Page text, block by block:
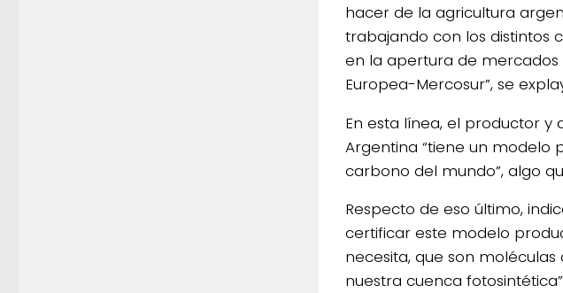
hacer de la agricultura
trabajando con los distintos
en la apertura de
Europea-Mercosur”, se
En esta línea, el productor
Argentina “tiene un modelo
carbono del mundo”, algo
Respecto de eso último,
certificar este modelo
necesita, que son
nuestra cuenca